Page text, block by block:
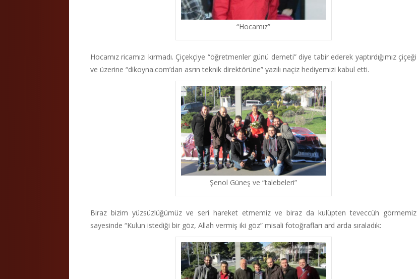
“Hocamız”
Hocamız ricamızı kırmadı. Çiçekçiye “öğretmenler günü demeti” diye tabir ederek yaptırdığımız çiçeği
ve üzerine “dikoyna.com’dan asrın teknik direktörüne” yazılı naçiz hediyemizi kabul etti.
Şenol Güneş ve “talebeleri”
Biraz bizim yüzsüzlüğümüz ve seri hareket etmemiz ve biraz da kulüpten teveccüh görmemiz
sayesinde “Kulun istediği bir göz, Allah vermiş iki göz” misali fotoğrafları ard arda sıraladık: